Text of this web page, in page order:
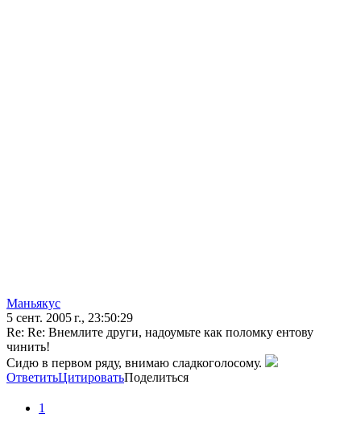
Маньякус
5 сент. 2005 г., 23:50:29
Re: Re: Внемлите други, надоумьте как поломку ентову
чинить!
Сидю в первом ряду, внимаю сладкоголосому.
ОтветитьЦитироватьПоделиться
1